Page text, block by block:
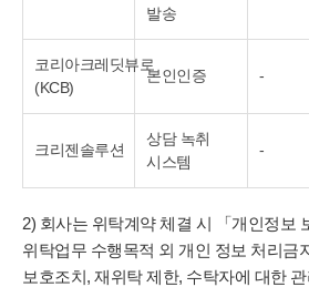
발송
코리아크레딧뷰로
(KCB)
본인인증 -
크리젠솔루션
상담 녹취
시스템
-
2) 회사는 위탁계약 체결 시 「개인정보
위탁업무 수행목적 외 개인 정보 처리금
보호조치, 재위탁 제한, 수탁자에 대한